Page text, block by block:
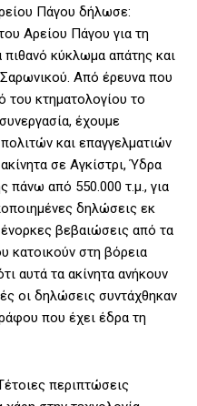
Πάγου δήλωσε:
Aρείου Πάγου για τη
κύκλωμα απάτης και
Από έρευνα που
του κτηματολογίου το
έχουμε
και επαγγελματιών
σε Αγκίστρι, Ύδρα
πάνω από 550.000 τ.μ., για
δηλώσεις εκ
βεβαιώσεις από τα
κατοικούν στη βόρεια
αυτά τα ακίνητα ανήκουν
οι δηλώσεις συντάχθηκαν
που έχει έδρα τη
περιπτώσεις